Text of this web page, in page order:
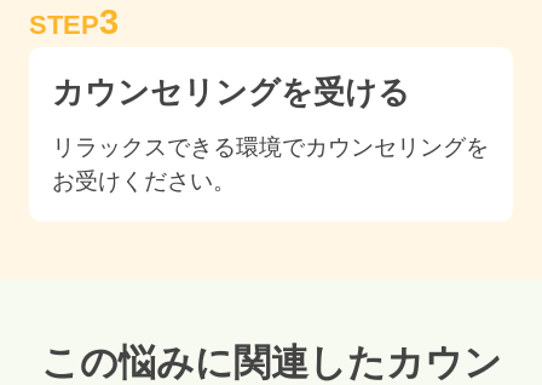
STEP3
カウンセリングを受ける
リラックスできる環境でカウンセリングを
お受けください。
この悩みに関連したカウン